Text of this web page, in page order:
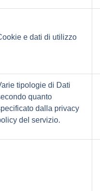
e dati di utilizzo
tipologie di Dati
quanto
dalla privacy
del servizio.